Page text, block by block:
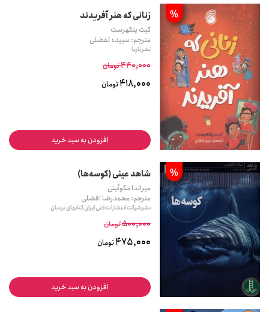
% زنانی که هنر آفریدند
کیت پنکهرست
مترجم: سپیده تفضلی
نشر ناریا
440,000تومان
418,000تومان
افزودن به سبد خرید
% شاهد عینی (کوسه‌ها)
میراندا مکوئیتی
مترجم: محمدرضا افضلی
نشر شرکت انتشارات فنی ایران کتابهای نردبان
500,000تومان
475,000تومان
افزودن به سبد خرید